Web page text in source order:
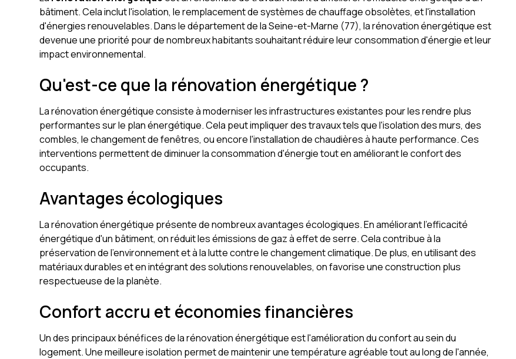
bâtiment. Cela inclut l'isolation, le remplacement de systèmes de chauffage obsolètes, et l'installation
d'énergies renouvelables. Dans le département de la Seine-et-Marne (77), la rénovation énergétique est
devenue une priorité pour de nombreux habitants souhaitant réduire leur consommation d'énergie et leur
impact environnemental.
Qu'est-ce que la rénovation énergétique ?
La rénovation énergétique consiste à moderniser les infrastructures existantes pour les rendre plus
performantes sur le plan énergétique. Cela peut impliquer des travaux tels que l'isolation des murs, des
combles, le changement de fenêtres, ou encore l'installation de chaudières à haute performance. Ces
interventions permettent de diminuer la consommation d'énergie tout en améliorant le confort des
occupants.
Avantages écologiques
La rénovation énergétique présente de nombreux avantages écologiques. En améliorant l'efficacité
énergétique d'un bâtiment, on réduit les émissions de gaz à effet de serre. Cela contribue à la
préservation de l'environnement et à la lutte contre le changement climatique. De plus, en utilisant des
matériaux durables et en intégrant des solutions renouvelables, on favorise une construction plus
respectueuse de la planète.
Confort accru et économies financières
Un des principaux bénéfices de la rénovation énergétique est l'amélioration du confort au sein du
logement. Une meilleure isolation permet de maintenir une température agréable tout au long de l'année,